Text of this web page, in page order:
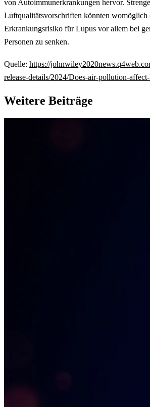
von Autoimmunerkrankungen hervor.
Luftqualitätsvorschriften könnten womöglich
Erkrankungsrisiko für Lupus vor allem bei
Personen zu senken.
Quelle: https://
release-details/2024/Does-air-pollution-
Weitere Beiträge